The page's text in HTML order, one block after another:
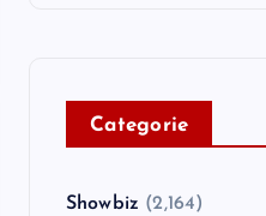
Categorie
Showbiz (2,164)